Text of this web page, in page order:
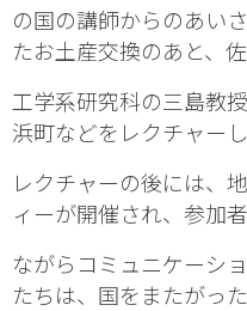
の国の講師からのあい
たお土産交換のあと、
工学系研究科の三島教
浜町などをレクチャーし
レクチャーの後には、
ィーが開催され、参加
ながらコミュニケーシ
たちは、国をまたがっ